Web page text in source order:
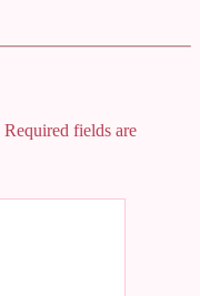
Required fields are